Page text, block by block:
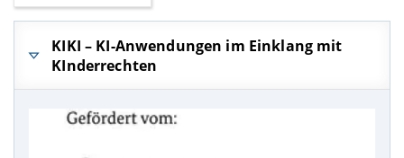
KIKI – KI-Anwendungen im Einklang mit
KInderrechten